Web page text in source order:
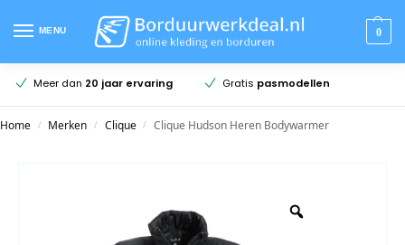
MENU 0
Meer dan 20 jaar ervaring Gratis pasmodellen
Home / Merken / Clique / Clique Hudson Heren Bodywarmer